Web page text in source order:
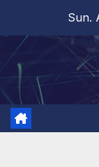
content
Sun.